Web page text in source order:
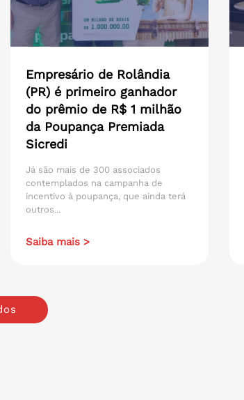
Empresário de Rolândia
(PR) é primeiro ganhador
do prêmio de R$ 1 milhão
da Poupança Premiada
Sicredi
Já são mais de 300 associados
contemplados na campanha de
incentivo à poupança, que ainda terá
outros...
Saiba mais >